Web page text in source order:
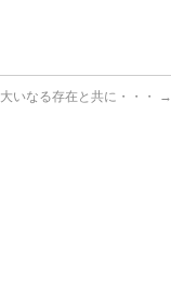
大いなる存在と共に・・・ →